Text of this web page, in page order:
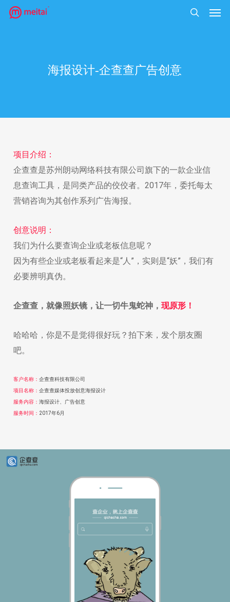
海报设计-企查查广告创意
项目介绍：
企查查是苏州朗动网络科技有限公司旗下的一款企业信
息查询工具，是同类产品的佼佼者。2017年，委托每太
营销咨询为其创作系列广告海报。
创意说明：
我们为什么要查询企业或老板信息呢？
因为有些企业或老板看起来是“人”，实则是“妖”，我们有
必要辨明真伪。
企查查，就像照妖镜，让一切牛鬼蛇神， 现原形！
哈哈哈，你是不是觉得很好玩？拍下来，发个朋友圈
吧。
客户名称： 企查查科技有限公司
项目名称： 企查查媒体投放创意海报设计
服务内容： 海报设计、广告创意
服务时间： 2017年6月